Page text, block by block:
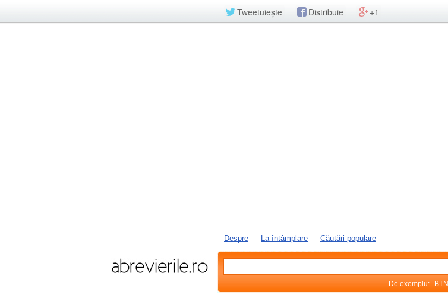
Tweetuiește Distribuie +1
Despre La întâmplare Căutări populare
De exemplu: BTN